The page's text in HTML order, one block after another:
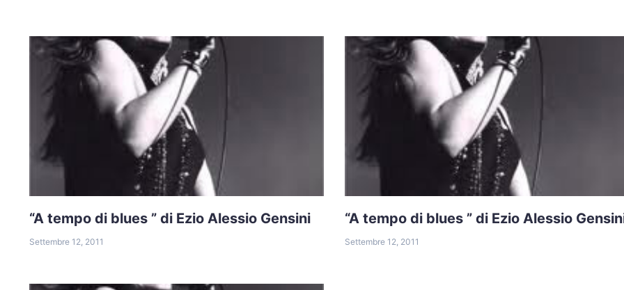
“A tempo di blues ” di Ezio Alessio Gensini
Settembre 12, 2011
“A tempo di blues ” di Ezio Alessio
Settembre 12, 2011